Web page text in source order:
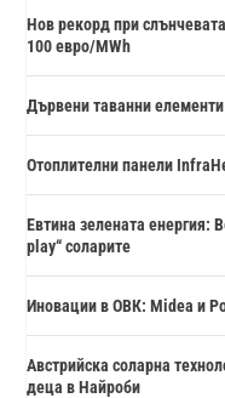
Нов рекорд при
100 евро/MWh
Дървени таванни
Отоплителни панели
Евтина зелената енергия:
play“ соларите
Иновации в ОВК: Midea и
Австрийска соларна
деца в Найроби